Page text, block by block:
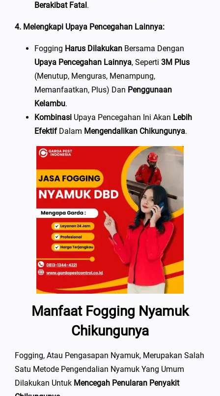
Berakibat Fatal.
4. Melengkapi Upaya Pencegahan Lainnya:
Fogging Harus Dilakukan Bersama Dengan
Upaya Pencegahan Lainnya, Seperti 3M Plus
(Menutup, Menguras, Menampung,
Memanfaatkan, Plus) Dan Penggunaan
Kelambu.
Kombinasi Upaya Pencegahan Ini Akan Lebih
EfektifDalam Mengendalikan Chikungunya.
Manfaat Fogging Nyamuk
Chikungunya
Fogging, Atau Pengasapan Nyamuk, Merupakan Salah
Satu Metode Pengendalian Nyamuk Yang Umum
Dilakukan Untuk Mencegah Penularan Penyakit